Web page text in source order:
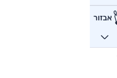
אבזור